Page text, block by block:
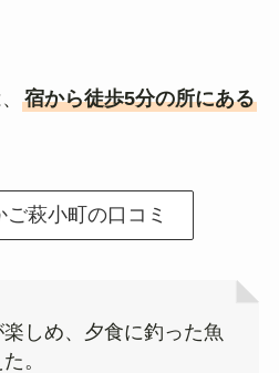
宿から徒歩5分の所にある
萩小町の口コミ
しめ、夕食に釣った魚
。